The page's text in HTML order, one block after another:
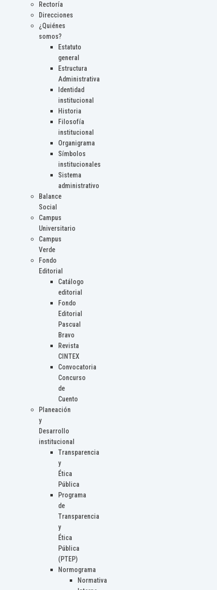
Rectoría
Direcciones
¿Quiénes
somos?
Estatuto
general
Estructura
Administrativa
Identidad
institucional
Historia
Filosofía
institucional
Organigrama
Símbolos
institucionales
Sistema
administrativo
Balance
Social
Campus
Universitario
Campus
Verde
Fondo
Editorial
Catálogo
editorial
Fondo
Editorial
Pascual
Bravo
Revista
CINTEX
Convocatoria
Concurso
de
Cuento
Planeación
y
Desarrollo
institucional
Transparencia
y
Ética
Pública
Programa
de
Transparencia
y
Ética
Pública
(PTEP)
Normograma
Normativa